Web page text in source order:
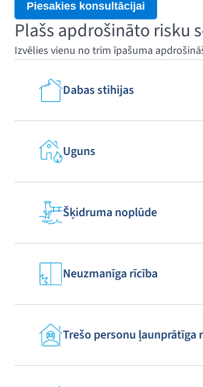
Piesakies konsultācijai
Plašs apdrošināto risku
Izvēlies vienu no trim īpašuma
Dabas stihijas
Uguns
Šķidruma noplūde
Neuzmanīga rīcība
Trešo personu ļaunprātīga